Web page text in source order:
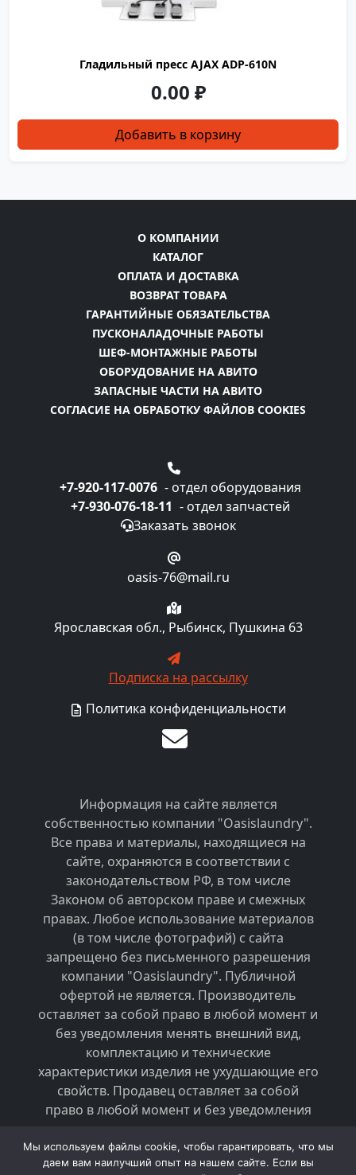
Глaдильный пресс AJAХ АDР-610N
0.00 ₽
Добавить в корзину
О КОМПАНИИ
КАТАЛОГ
ОПЛАТА И ДОСТАВКА
ВОЗВРАТ ТОВАРА
ГАРАНТИЙНЫЕ ОБЯЗАТЕЛЬСТВА
ПУСКОНАЛАДОЧНЫЕ РАБОТЫ
ШЕФ-МОНТАЖНЫЕ РАБОТЫ
ОБОРУДОВАНИЕ НА АВИТО
ЗАПАСНЫЕ ЧАСТИ НА АВИТО
СОГЛАСИЕ НА ОБРАБОТКУ ФАЙЛОВ COOKIES
+7-920-117-0076 - отдел оборудования
+7-930-076-18-11 - отдел запчастей
Заказать звонок
oasis-76@mail.ru
Ярославская обл., Рыбинск, Пушкина 63
Подписка на рассылку
Политика конфиденциальности
Информация на сайте является
собственностью компании "Oasislaundry".
Все права и материалы, находящиеся на
сайте, охраняются в соответствии с
законодательством РФ, в том числе
Законом об авторском праве и смежных
правах. Любое использование материалов
(в том числе фотографий) с сайта
запрещено без письменного разрешения
компании "Oasislaundry". Публичной
офертой не является. Производитель
оставляет за собой право в любой момент и
без уведомления менять внешний вид,
комплектацию и технические
характеристики изделия не ухудшающие его
свойств. Продавец оставляет за собой
право в любой момент и без уведомления
Мы используем файлы cookie, чтобы гарантировать, что мы
даем вам наилучший опыт на нашем сайте. Если вы